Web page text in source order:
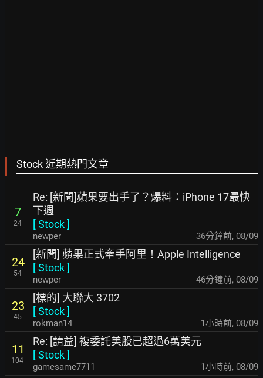
Stock 近期熱門文章
7
24
Re: [新聞]蘋果要出手了？爆料：iPhone 17最快
下週
[Stock]
newper 36分鐘前, 08/09
24
54
[新聞] 蘋果正式牽手阿里！Apple Intelligence
[Stock]
newper 47分鐘前, 08/09
23
45
[標的] 大聯大 3702
[Stock]
rokman14 1小時前, 08/09
11
104
Re: [請益] 複委託美股已超過6萬美元
[Stock]
gamesame7711 1小時前, 08/09